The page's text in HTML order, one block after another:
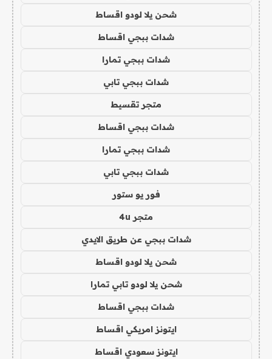
شحن يلا لودو اقساط
شدات ببجي اقساط
شدات ببجي تمارا
شدات ببجي تابي
متجر تقسيط
شدات ببجي اقساط
شدات ببجي تمارا
شدات ببجي تابي
فور يو ستور
متجر 4u
شدات ببجي عن طريق الايدي
شحن يلا لودو اقساط
شحن يلا لودو تابي تمارا
شدات ببجي اقساط
ايتونز امريكي اقساط
ايتونز سعودي اقساط